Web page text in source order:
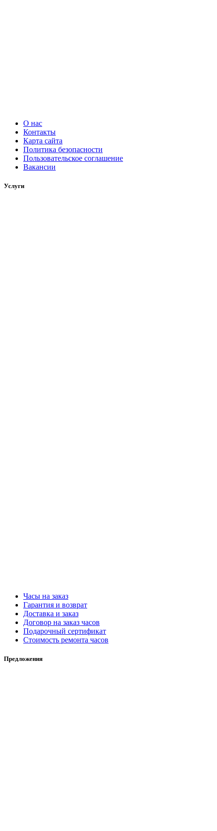
О нас
Контакты
Карта сайта
Политика безопасности
Пользовательское соглашение
Вакансии
Услуги
Часы на заказ
Гарантия и возврат
Доставка и заказ
Договор на заказ часов
Подарочный сертификат
Стоимость ремонта часов
Предложения